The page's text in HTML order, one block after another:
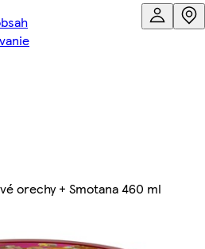
orechy + Smotana 460 ml